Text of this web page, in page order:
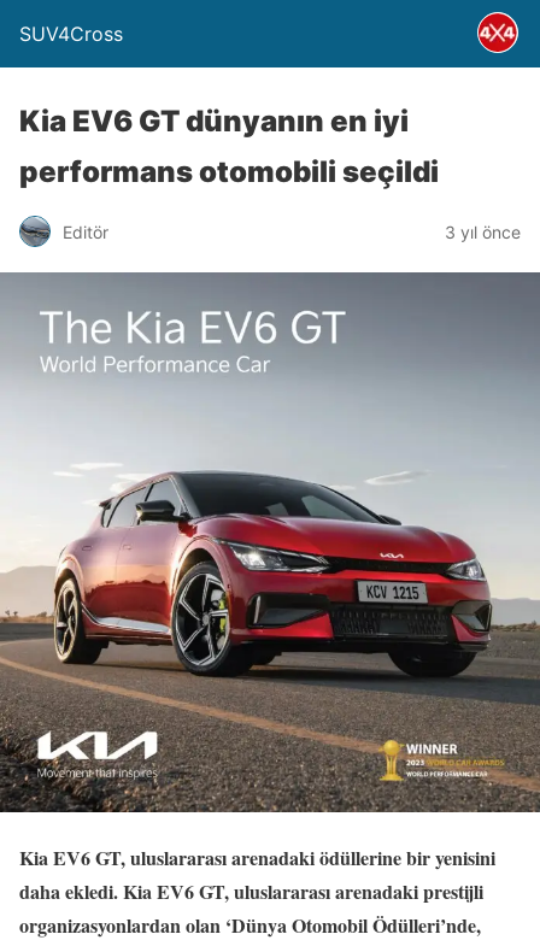
SUV4Cross
Kia EV6 GT dünyanın en iyi
performans otomobili seçildi
Editör 3 yıl önce
Kia EV6 GT, uluslararası arenadaki ödüllerine bir yenisini
daha ekledi. Kia EV6 GT, uluslararası arenadaki prestijli
organizasyonlardan olan ‘Dünya Otomobil Ödülleri’nde,